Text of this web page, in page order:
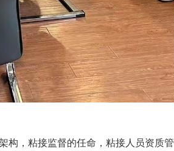
构，粘接监督的任命，粘接人员资质管